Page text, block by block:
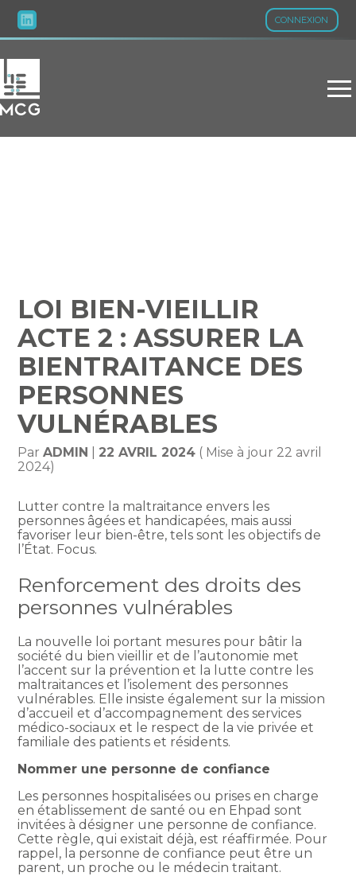
CONNEXION
Aller
au
LOI BIEN-VIEILLIR
ACTE 2 : ASSURER LA
BIENTRAITANCE DES
PERSONNES
VULNÉRABLES
ParADMIN 22 AVRIL 2024 ( Mise à jour 22 avril
2024)
Lutter contre la maltraitance envers les
personnes âgées et handicapées, mais aussi
favoriser leur bien-être, tels sont les objectifs de
l’État. Focus.
Renforcement des droits des
personnes vulnérables
La nouvelle loi portant mesures pour bâtir la
société du bien vieillir et de l’autonomie met
l’accent sur la prévention et la lutte contre les
maltraitances et l’isolement des personnes
vulnérables. Elle insiste également sur la mission
d’accueil et d’accompagnement des services
médico-sociaux et le respect de la vie privée et
familiale des patients et résidents.
Nommer une personne de confiance
Les personnes hospitalisées ou prises en charge
en établissement de santé ou en Ehpad sont
invitées à désigner une personne de confiance.
Cette règle, qui existait déjà, est réaffirmée. Pour
rappel, la personne de confiance peut être un
parent, un proche ou le médecin traitant.